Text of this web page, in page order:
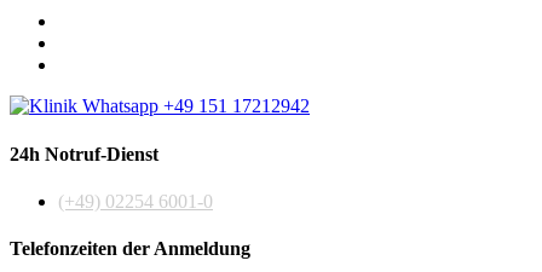
24h Notruf-Dienst
(+49) 02254 6001-0
Telefonzeiten der Anmeldung